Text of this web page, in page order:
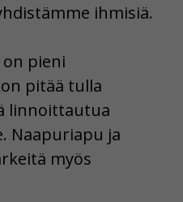
ihmisiä.
pieni
pitää tulla
linnoittautua
Naapuriapu ja
myös